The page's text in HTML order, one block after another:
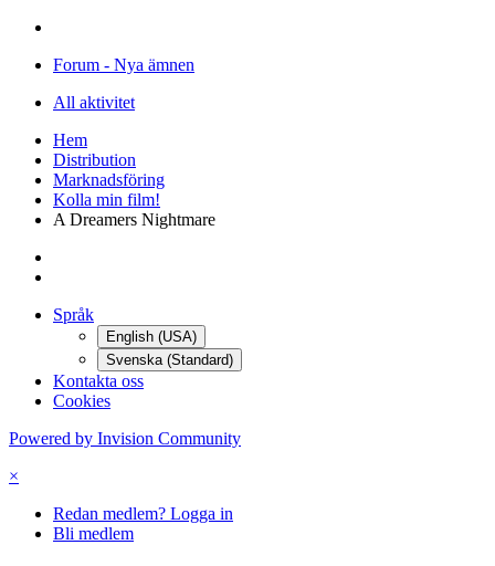
Forum - Nya ämnen
All aktivitet
Hem
Distribution
Marknadsföring
Kolla min film!
A Dreamers Nightmare
Språk
English (USA)
Svenska (Standard)
Kontakta oss
Cookies
Powered by Invision Community
×
Redan medlem? Logga in
Bli medlem